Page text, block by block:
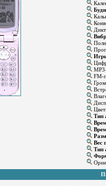
MP3-
FM-
Тип
Вес
Тип